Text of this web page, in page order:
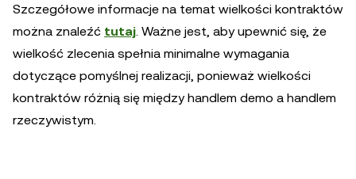
Szczegółowe informacje na temat wielkości kontraktów
można znaleźć tutaj . Ważne jest, aby upewnić się, że
wielkość zlecenia spełnia minimalne wymagania
dotyczące pomyślnej realizacji, ponieważ wielkości
kontraktów różnią się między handlem demo a handlem
rzeczywistym.